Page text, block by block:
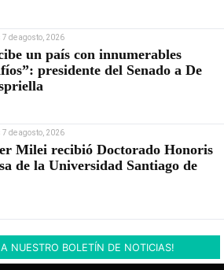
de agosto, 2026
un país con innumerables
presidente del Senado a De
de agosto, 2026
Milei recibió Doctorado Honoris
de la Universidad Santiago de
A NUESTRO BOLETÍN DE NOTICIAS!